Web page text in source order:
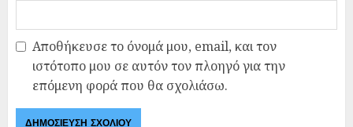
Αποθήκευσε το όνομά μου, email, και τον
ιστότοπο μου σε αυτόν τον πλοηγό για την
επόμενη φορά που θα σχολιάσω.